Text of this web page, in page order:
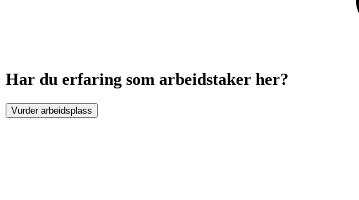
Har du erfaring som arbeidstaker her?
Vurder arbeidsplass